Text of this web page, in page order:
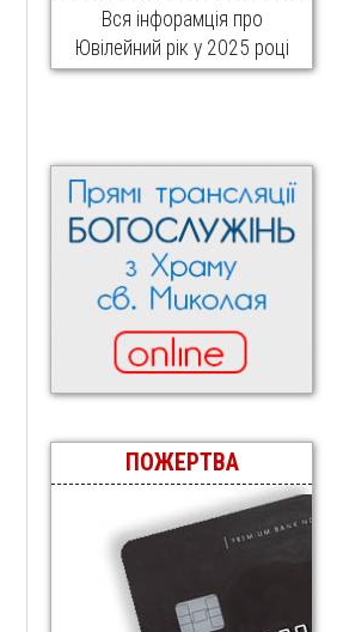
Вся інфорамція про
Ювілейний рік у 2025 році
ПОЖЕРТВА